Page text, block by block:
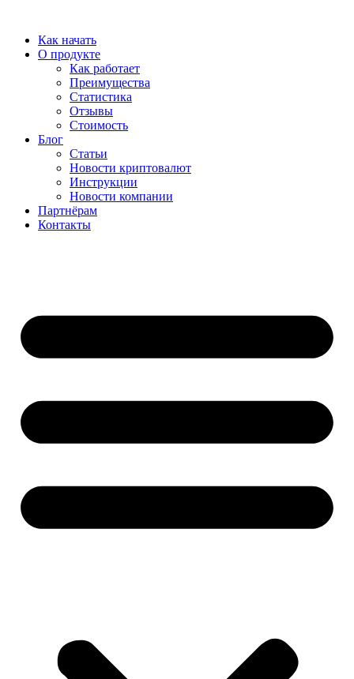
содержимому
Как начать
О продукте
Как работает
Преимущества
Статистика
Отзывы
Стоимость
Блог
Статьи
Новости криптовалют
Инструкции
Новости компании
Партнёрам
Контакты